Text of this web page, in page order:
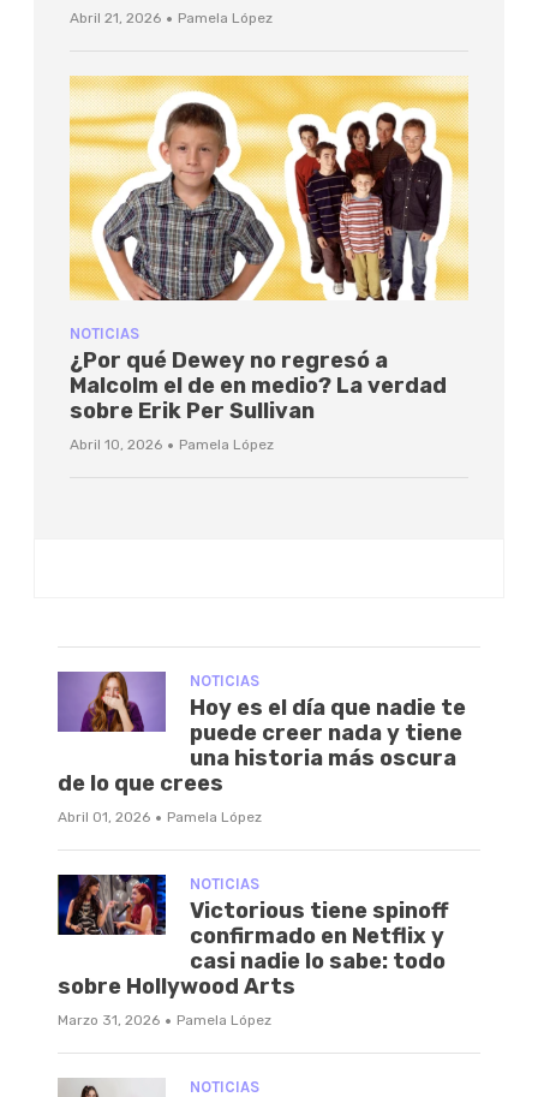
Abril 21, 2026 · Pamela López
NOTICIAS
¿Por qué Dewey no regresó a
Malcolm el de en medio? La verdad
sobre Erik Per Sullivan
Abril 10, 2026 · Pamela López
NOTICIAS
Hoy es el día que nadie te
puede creer nada y tiene
una historia más oscura
de lo que crees
Abril 01, 2026 · Pamela López
NOTICIAS
Victorious tiene spinoff
confirmado en Netflix y
casi nadie lo sabe: todo
sobre Hollywood Arts
Marzo 31, 2026 · Pamela López
NOTICIAS